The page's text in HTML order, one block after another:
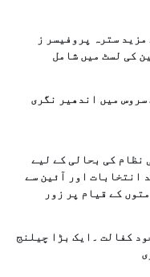
سترہ پروفیسر ز
کی لسٹ میں شامل
سروس میں اندھیر نگری
نظام کی بحالی کے لیے
انتخابات اور آئین سے
کے قیام پر زور
کفالت ۔ایک بڑا چیلنج